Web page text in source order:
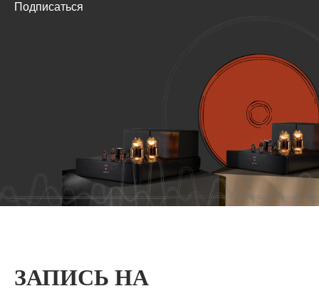
Подписаться
ЗАПИСЬ НА